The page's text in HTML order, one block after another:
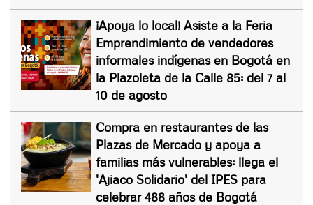
¡Apoya lo local! Asiste a la Feria
Emprendimiento de vendedores
informales indígenas en Bogotá en
la Plazoleta de la Calle 85: del 7 al
10 de agosto
Compra en restaurantes de las
Plazas de Mercado y apoya a
familias más vulnerables: llega el
'Ajiaco Solidario' del IPES para
celebrar 488 años de Bogotá